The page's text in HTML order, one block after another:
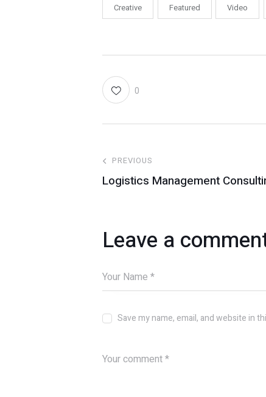
Creative Featured Video
0
PREVIOUS
Logistics Management
Leave a
Save my name, email, and website in